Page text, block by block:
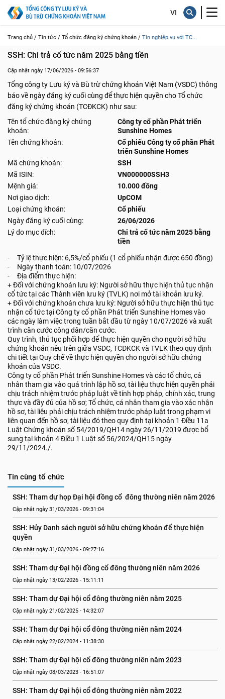
Trang chủ / Tin tức / Tổ chức đăng ký chứng khoán / Tin nghiệp vụ với TC...
SSH: Chi trả cổ tức năm 2025 bằng tiền
Cập nhật ngày 17/06/2026 - 09:56:37
Tổng công ty Lưu ký và Bù trừ chứng khoán Việt Nam (VSDC) thông
báo về ngày đăng ký cuối cùng để thực hiện quyền cho Tổ chức
đăng ký chứng khoán (TCĐKCK) như sau:
Tên tổ chức đăng ký chứng
khoán:
Công ty cổ phần Phát triển
Sunshine Homes
Tên chứng khoán:
Cổ phiếu Công ty cổ phần Phát
triển Sunshine Homes
Mã chứng khoán:
SSH
Mã ISIN:
VN000000SSH3
Mệnh giá:
10.000 đồng
Nơi giao dịch:
UpCOM
Loại chứng khoán:
Cổ phiếu
Ngày đăng ký cuối cùng:
26/06/2026
Lý do mục đích:
Chi trả cổ tức năm 2025 bằng
tiền
- Tỷ lệ thực hiện: 6,5%/cổ phiếu (1 cổ phiếu nhận được 650 đồng)
- Ngày thanh toán: 10/07/2026
- Địa điểm thực hiện:
+ Đối với chứng khoán lưu ký: Người sở hữu thực hiện thủ tục nhận
cổ tức tại các Thành viên lưu ký (TVLK) nơi mở tài khoản lưu ký.
+ Đối với chứng khoán chưa lưu ký: Người sở hữu thực hiện thủ tục
nhận cổ tức tại Công ty cổ phần Phát triển Sunshine Homes vào
các ngày làm việc trong tuần bắt đầu từ ngày 10/07/2026 và xuất
trình căn cước công dân/căn cước.
Quy trình, thủ tục phối hợp để thực hiện quyền cho người sở hữu
chứng khoán nêu trên giữa VSDC, TCĐKCK và TVLK theo quy định
chi tiết tại Quy chế về thực hiện quyền cho người sở hữu chứng
khoán của VSDC.
Công ty cổ phần Phát triển Sunshine Homes và các tổ chức, cá
nhân tham gia vào quá trình lập hồ sơ, tài liệu thực hiện quyền phải
chịu trách nhiệm trước pháp luật về tính hợp pháp, chính xác, trung
thực và đầy đủ của hồ sơ; Tổ chức, cá nhân tham gia vào xác nhận
hồ sơ, tài liệu phải chịu trách nhiệm trước pháp luật trong phạm vi
liên quan đến hồ sơ, tài liệu đó theo quy định tại khoản 1 Điều 11a
Luật Chứng khoán số 54/2019/QH14 ngày 26/11/2019 được bổ
sung tại khoản 4 Điều 1 Luật số 56/2024/QH15 ngày
29/11/2024./.
Tin cùng tổ chức
SSH: Tham dự họp Đại hội đồng cổ  đông thường niên năm 2026
Cập nhật ngày 31/03/2026 - 09:31:04
SSH: Hủy Danh sách người sở hữu chứng khoán để thực hiện
quyền
Cập nhật ngày 31/03/2026 - 09:27:16
SSH: Tham dự Đại hội đồng cổ đông thường niên năm 2026
Cập nhật ngày 13/02/2026 - 15:11:11
SSH: Tham dự Đại hội cổ đông thường niên năm 2025
Cập nhật ngày 21/02/2025 - 14:32:07
SSH: Tham dự Đại hội cổ đông thường niên năm 2024
Cập nhật ngày 22/02/2024 - 11:38:30
SSH: Tham dự Đại hội cổ đông thường niên năm 2023
Cập nhật ngày 08/03/2023 - 16:51:07
SSH: Tham dự Đại hội cổ đông thường niên năm 2022